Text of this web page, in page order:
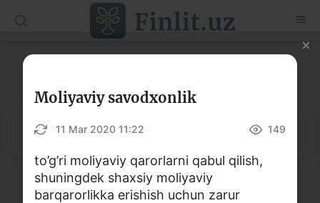
Рус
Maqolalar
O‘quv qo‘llanmalar
Lug‘at
Moliyaviy savodxonlik bo‘yicha kitoblar
Lug‘at
Moliyaviy savodxonlik
11 Mar 2020 11:22 149
to’g’ri moliyaviy qarorlarni qabul qilish,
shuningdek shaxsiy moliyaviy
barqarorlikka erishish uchun zarur